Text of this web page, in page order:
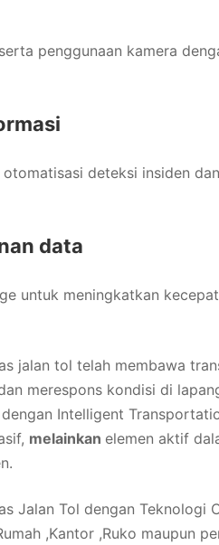
penggunaan kamera
deteksi insiden
data
untuk meningkatkan
jalan tol telah membawa
merespons kondisi di
Intelligent
melainkan elemen aktif
Jalan Tol dengan Teknologi
,Kantor ,Ruko maupun